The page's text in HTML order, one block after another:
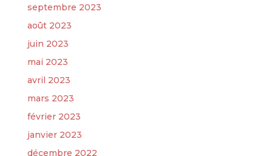
septembre 2023
août 2023
juin 2023
mai 2023
avril 2023
mars 2023
février 2023
janvier 2023
décembre 2022